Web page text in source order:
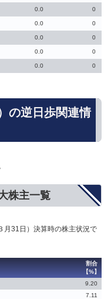
0.0 0
0.0 0
0.0 0
0.0 0
0.0 0
の逆日歩関連情
株主一覧
31日）決算時の株主状況で
割合
【%】
9.20
7.11